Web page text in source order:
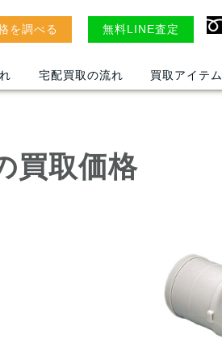
を調べる 無料LINE査定
宅配買取の流れ 買取アイテム
買取価格